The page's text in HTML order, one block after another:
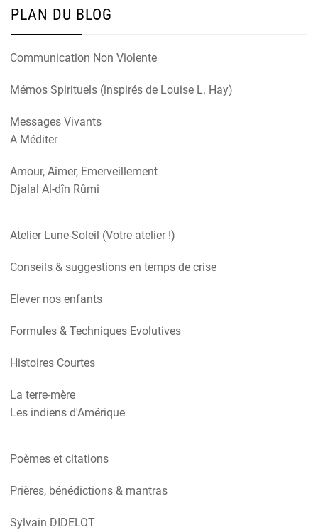
PLAN DU BLOG
Communication Non Violente
Mémos Spirituels (inspirés de Louise L. Hay)
Messages Vivants
A Méditer
Amour, Aimer, Emerveillement
Djalal Al-dîn Rûmi
Atelier Lune-Soleil (Votre atelier !)
Conseils & suggestions en temps de crise
Elever nos enfants
Formules & Techniques Evolutives
Histoires Courtes
La terre-mère
Les indiens d'Amérique
Poèmes et citations
Prières, bénédictions & mantras
Sylvain DIDELOT